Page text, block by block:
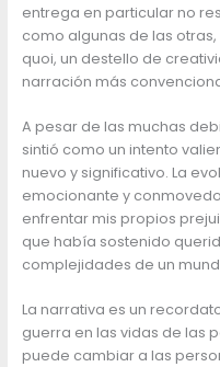
entrega en particular no
como algunas de las
quoi, un destello de
narración más
A pesar de las muchas
sintió como un intento
nuevo y significativo. La
emocionante y
enfrentar mis propios
que había sostenido
complejidades de un
La narrativa es un
guerra en las vidas de las
puede cambiar a las